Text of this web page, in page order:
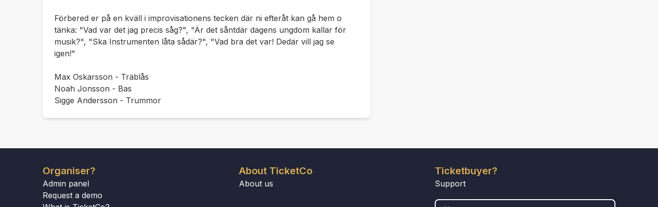
Förbered er på en kväll i improvisationens tecken där ni efteråt kan gå hem o
tänka: "Vad var det jag precis såg?", "Är det såntdär dagens ungdom kallar för
musik?", "Ska Instrumenten låta sådär?", "Vad bra det var! Dedär vill jag se
igen!"
Max Oskarsson - Träblås
Noah Jonsson - Bas
Sigge Andersson - Trummor
Organiser?
Admin panel
Request a demo
About TicketCo
About us
Ticketbuyer?
Support